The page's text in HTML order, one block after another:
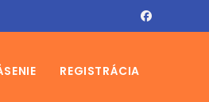
REGISTRÁCIA